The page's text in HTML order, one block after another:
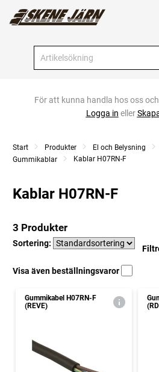
För att kunna handla hos oss
Logga in eller
Start Produkter El och Belysning
Gummikablar
Kablar H07RN-F
Kablar H07RN-F
3 Produkter
Sortering:
Visa även beställningsvaror
Gummikabel H07RN-F
(REVE)